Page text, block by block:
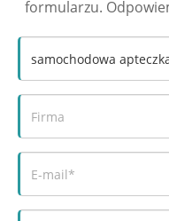
formularzu.